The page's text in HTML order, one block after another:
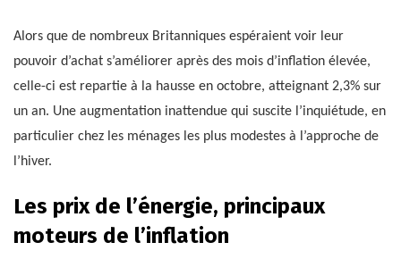
Alors que de nombreux Britanniques espéraient voir leur
pouvoir d’achat s’améliorer après des mois d’inflation élevée,
celle-ci est repartie à la hausse en octobre, atteignant 2,3% sur
un an. Une augmentation inattendue qui suscite l’inquiétude, en
particulier chez les ménages les plus modestes à l’approche de
l’hiver.
Les prix de l’énergie, principaux
moteurs de l’inflation